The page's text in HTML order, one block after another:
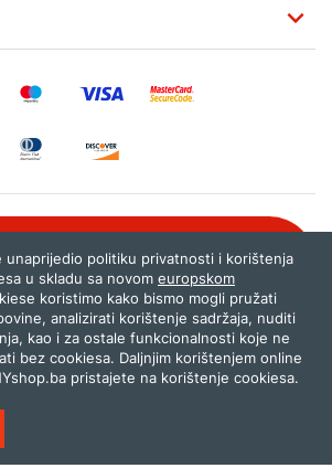
261
nastoji objavljivati samo provjerene i pravilne
otkrijete neistinite, odnosno neadekvatne informacije,
nashop@pennyplus.com .
unaprijedio politiku privatnosti i korištenja
u skladu sa novom europskom
koristimo kako bismo mogli pružati
analizirati korištenje sadržaja, nuditi
kao i za ostale funkcionalnosti koje ne
bez cookiesa. Daljnjim korištenjem online
pristajete na korištenje cookiesa.